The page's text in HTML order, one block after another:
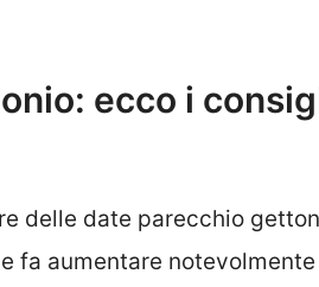
ecco i
delle date parecchio
fa aumentare notevolmente